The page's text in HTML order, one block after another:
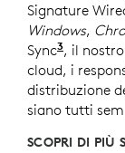
Signature
Windows,
Sync3È
, il
cloud, i
distribuzione
siano tutti
SCOPRI DI PIÙ